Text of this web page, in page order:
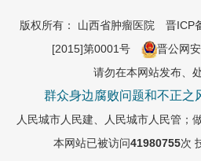
版权所有： 山西省肿瘤医院 晋ICP
[2015]第0001号
晋公网
请勿在本网站发布、
群众身边腐败问题和不正之
人民城市人民建、人民城市人民管；
本网站已被访问41980755次